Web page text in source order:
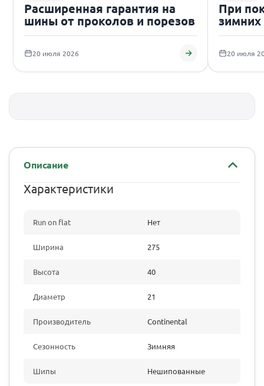
Расширенная гарантия на
шины от проколов и порезов
20 июля 2026
При
20 июля
Описание
Характеристики
Run on flat Нет
Ширина 275
Высота 40
Диаметр 21
Производитель Continental
Сезонность Зимняя
Шипы Нешипованные